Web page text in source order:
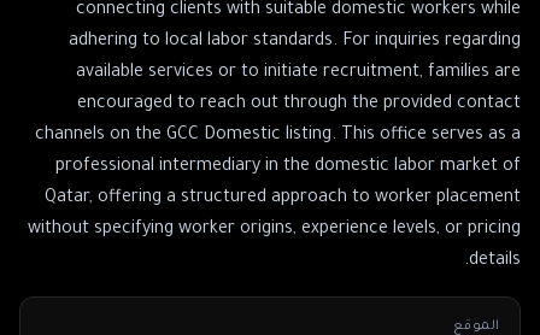
connecting clients with suitable domestic workers while
adhering to local labor standards. For inquiries regarding
available services or to initiate recruitment, families are
encouraged to reach out through the provided contact
channels on the GCC Domestic listing. This office serves as a
professional intermediary in the domestic labor market of
Qatar, offering a structured approach to worker placement
without specifying worker origins, experience levels, or pricing
details.
الموقع